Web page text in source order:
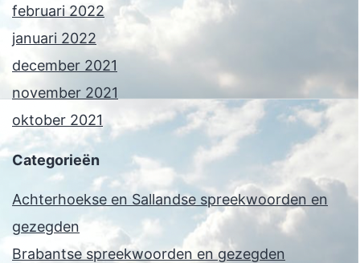
februari 2022
januari 2022
december 2021
november 2021
oktober 2021
Categorieën
Achterhoekse en Sallandse spreekwoorden en
gezegden
Brabantse spreekwoorden en gezegden